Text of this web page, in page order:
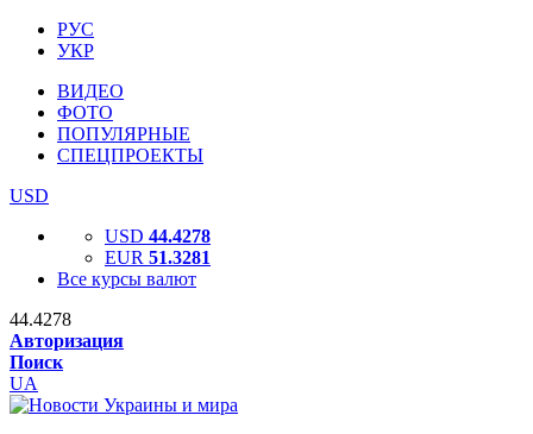
РУС
УКР
ВИДЕО
ФОТО
ПОПУЛЯРНЫЕ
СПЕЦПРОЕКТЫ
USD
USD 44.4278
EUR 51.3281
Все курсы валют
44.4278
Авторизация
Поиск
UA